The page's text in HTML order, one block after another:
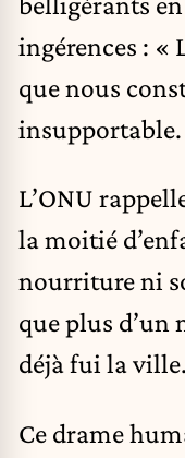
ingérences : «
que nous
insupportable.
L’ONU
la moitié
nourriture ni
que plus d’un
déjà fui la ville.
Ce drame